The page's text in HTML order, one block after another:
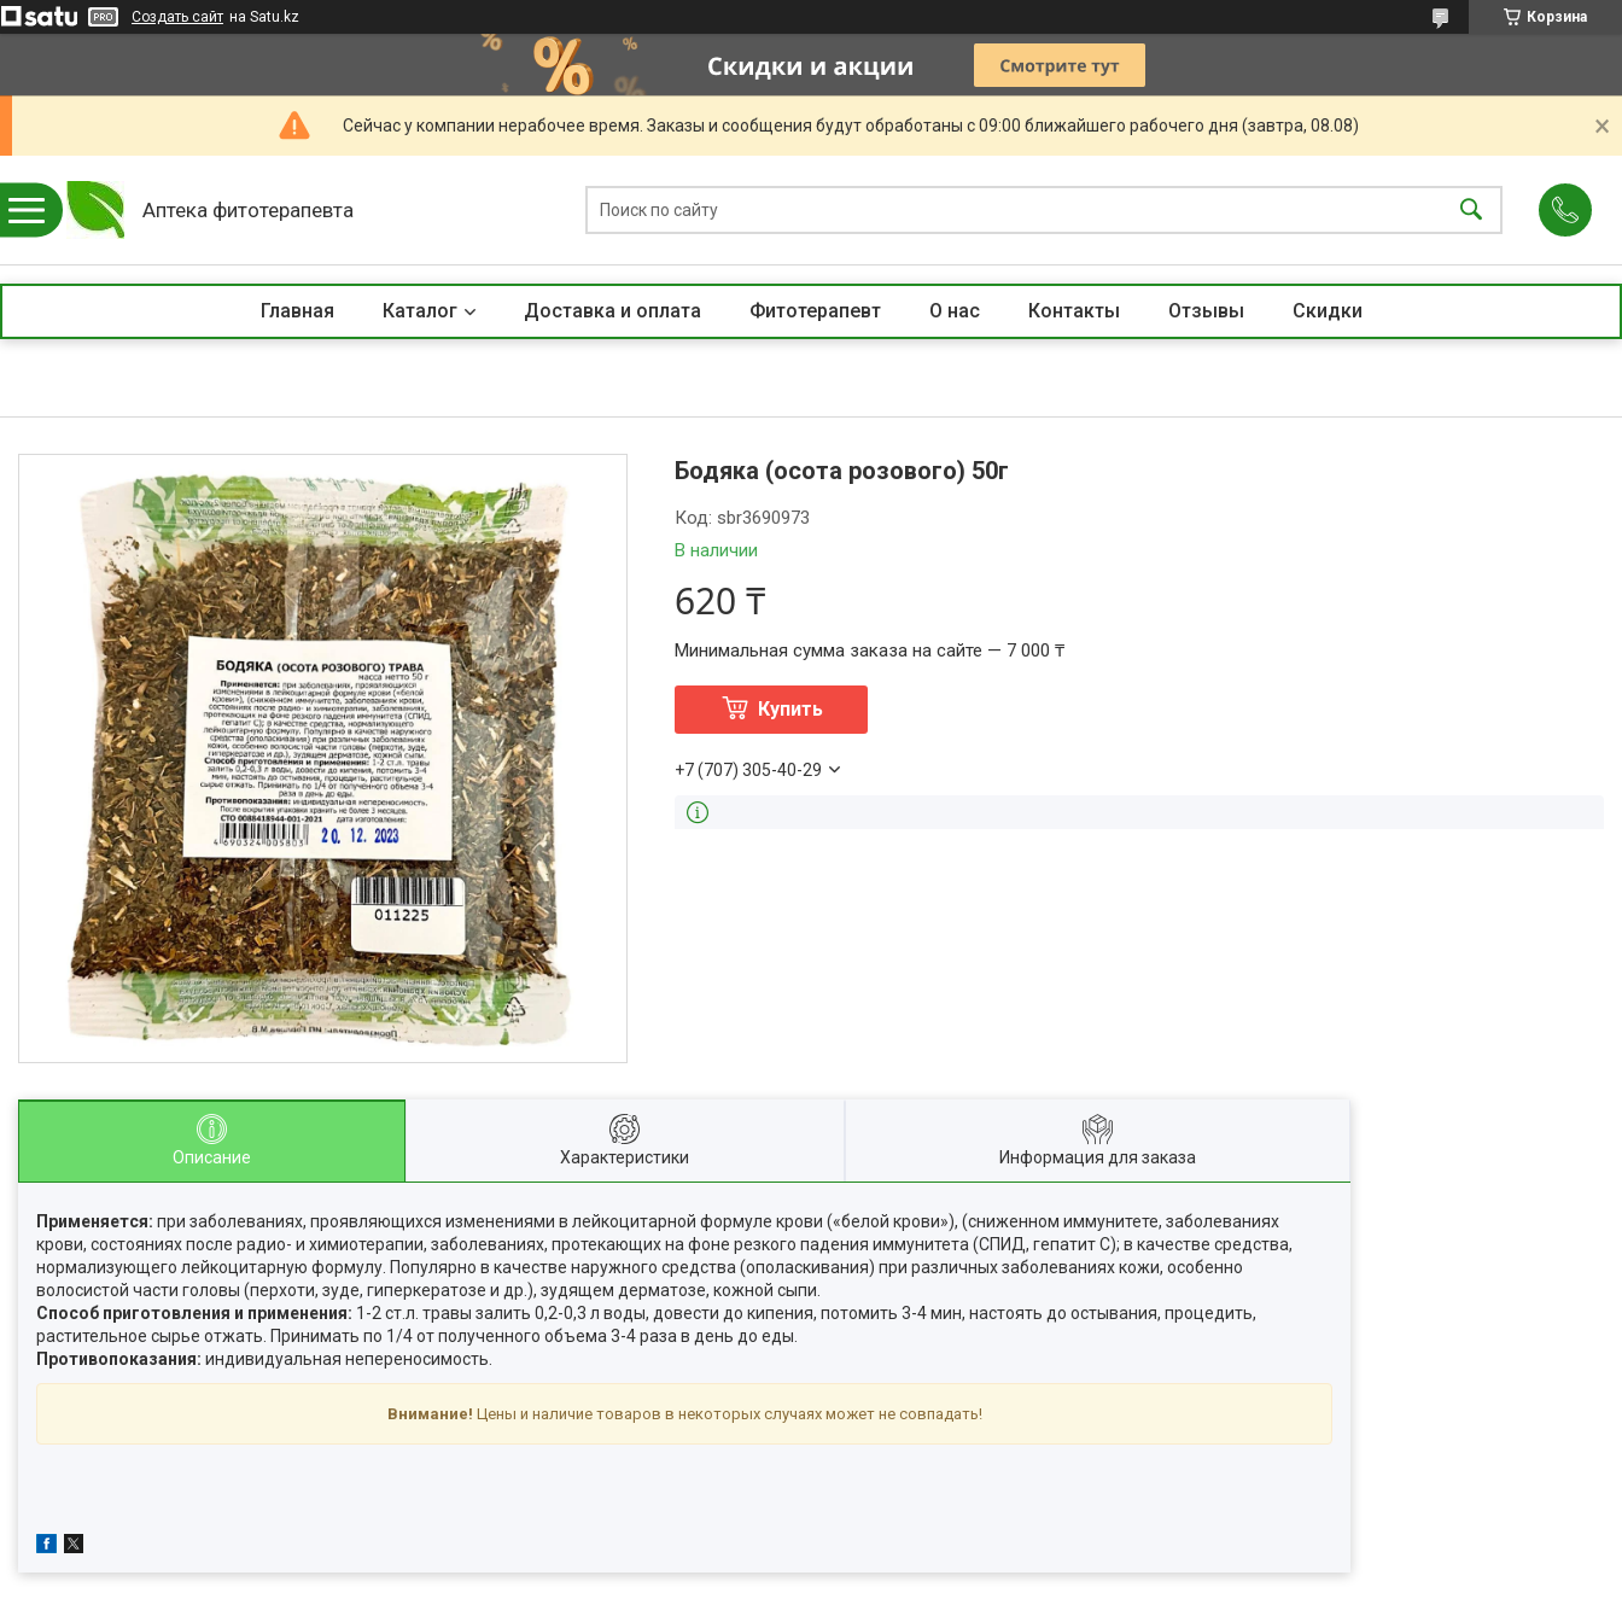
Создать сайт на Satu.kz Корзина
Сейчас у компании нерабочее время. Заказы и сообщения будут обработаны с 09:00 ближайшего рабочего дня (завтра, 08.08)
Аптека фитотерапевта
Главная Каталог Доставка и оплата Фитотерапевт О нас Контакты Отзывы Скидки
Бодяка (осота розового) 50г
В наличии
Код: sbr3690973
620 ₸
Минимальная сумма заказа на сайте — 7 000 ₸
Купить
+7 (707) 305-40-29
Описание Характеристики Информация для заказа
Применяется: при заболеваниях, проявляющихся изменениями в лейкоцитарной формуле крови («белой крови»), (сниженном иммунитете, заболеваниях
крови, состояниях после радио- и химиотерапии, заболеваниях, протекающих на фоне резкого падения иммунитета (СПИД, гепатит С); в качестве средства,
нормализующего лейкоцитарную формулу. Популярно в качестве наружного средства (ополаскивания) при различных заболеваниях кожи, особенно
волосистой части головы (перхоти, зуде, гиперкератозе и др.), зудящем дерматозе, кожной сыпи.
Способ приготовления и применения: 1-2 ст.л. травы залить 0,2-0,3 л воды, довести до кипения, потомить 3-4 мин, настоять до остывания, процедить,
растительное сырье отжать. Принимать по 1/4 от полученного объема 3-4 раза в день до еды.
Противопоказания: индивидуальная непереносимость.
Внимание! Цены и наличие товаров в некоторых случаях может не совпадать!